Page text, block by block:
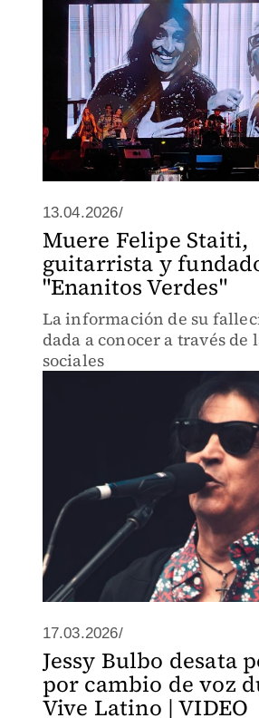
13.04.2026/
Muere Felipe Staiti,
guitarrista y
"Enanitos Verdes"
La información de su
dada a conocer a través de
sociales
17.03.2026/
Jessy Bulbo desata
por cambio de voz
Vive Latino | VIDEO